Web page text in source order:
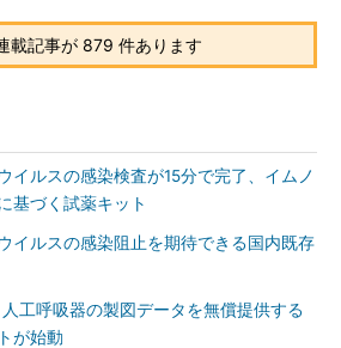
載記事が 879 件あります
イルスの感染検査が15分で完了、イムノ
基づく試薬キット
イルスの感染阻止を期待できる国内既存
工呼吸器の製図データを無償提供する
が始動